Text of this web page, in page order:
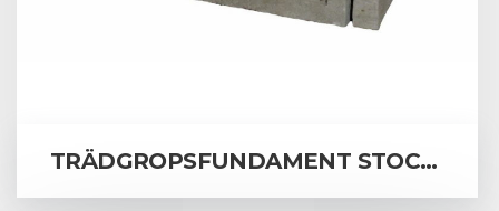
TRÄDGROPSFUNDAMENT STOCKHOLM